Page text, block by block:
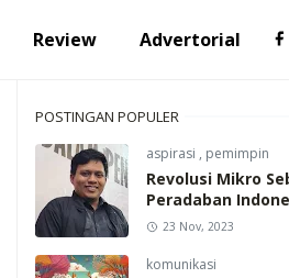
Review Advertorial
POSTINGAN POPULER
aspirasi , pemimpin
Revolusi Mikro
Peradaban
23 Nov, 2023
komunikasi